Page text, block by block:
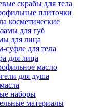
скрабы для тела
плиточки
косметические
для губ
для лица
суфле для тела
для лица
масло
для душа
наборы
материалы